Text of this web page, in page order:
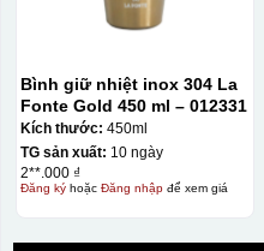
Bình giữ nhiệt inox 304 La
Fonte Gold 450 ml – 012331
Kích thước: 450ml
TG sản xuất: 10 ngày
2**.000 ₫
Đăng kýhoặc Đăng nhậpđể xem giá